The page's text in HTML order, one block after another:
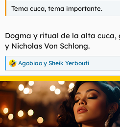
Tema cuca, tema importante.
Dogma y ritual de la alta cuca,
y Nicholas Von Schlong.
R
e
a
c
o
n
Agobiao y Sheik Yerbouti